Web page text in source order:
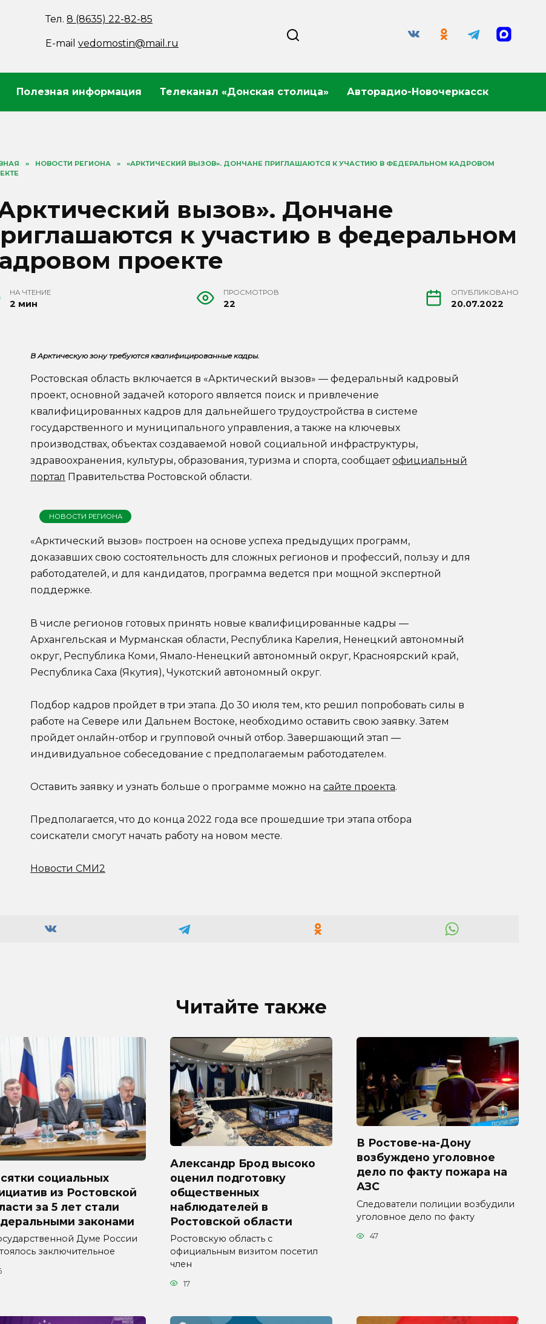
Тел.8 (8635) 22-82-85
E-mailvedomostin@mail.ru
Полезная информация Телеканал «Донская столица» Авторадио-Новочеркасск
» НОВОСТИ РЕГИОНА »
«АРКТИЧЕСКИЙ ВЫЗОВ». ДОНЧАНЕ ПРИГЛАШАЮТСЯ К УЧАСТИЮ В ФЕДЕРАЛЬНОМ КАДРОВОМ
вызов». Дончане
к участию в федеральном
проекте
НА ЧТЕНИЕ
2 мин
ПРОСМОТРОВ
22
ОПУБЛИКОВАНО
20.07.2022
В Арктическую зону требуются квалифицированные кадры.
Ростовская область включается в «Арктический вызов» — федеральный кадровый
проект, основной задачей которого является поиск и привлечение
квалифицированных кадров для дальнейшего трудоустройства в системе
государственного и муниципального управления, а также на ключевых
производствах, объектах создаваемой новой социальной инфраструктуры,
здравоохранения, культуры, образования, туризма и спорта, сообщаетофициальный
портал Правительства Ростовской области.
НОВОСТИ РЕГИОНА
«Арктический вызов» построен на основе успеха предыдущих программ,
доказавших свою состоятельность для сложных регионов и профессий, пользу и для
работодателей, и для кандидатов, программа ведется при мощной экспертной
поддержке.
В числе регионов готовых принять новые квалифицированные кадры —
Архангельская и Мурманская области, Республика Карелия, Ненецкий автономный
округ, Республика Коми, Ямало-Ненецкий автономный округ, Красноярский край,
Республика Саха (Якутия), Чукотский автономный округ.
Подбор кадров пройдет в три этапа. До 30 июля тем, кто решил попробовать силы в
работе на Севере или Дальнем Востоке, необходимо оставить свою заявку. Затем
пройдет онлайн-отбор и групповой очный отбор. Завершающий этап —
индивидуальное собеседование с предполагаемым работодателем.
Оставить заявку и узнать больше о программе можно на сайте проекта.
Предполагается, что до конца 2022 года все прошедшие три этапа отбора
соискатели смогут начать работу на новом месте.
Новости СМИ2
Читайте также
социальных
из Ростовской
за 5 лет стали
законами
Думе России
заключительное
Александр Брод высоко
оценил подготовку
общественных
наблюдателей в
Ростовской области
Ростовскую область с
официальным визитом посетил
член
17
В Ростове-на-Дону
возбуждено уголовное
дело по факту пожара на
АЗС
Следователи полиции возбудили
уголовное дело по факту
47